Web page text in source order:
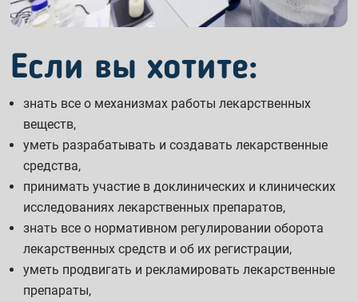
Если вы хотите:
знать все о механизмах работы лекарственных
веществ,
уметь разрабатывать и создавать лекарственные
средства,
принимать участие в доклинических и клинических
исследованиях лекарственных препаратов,
знать все о нормативном регулировании оборота
лекарственных средств и об их регистрации,
уметь продвигать и рекламировать лекарственные
препараты,